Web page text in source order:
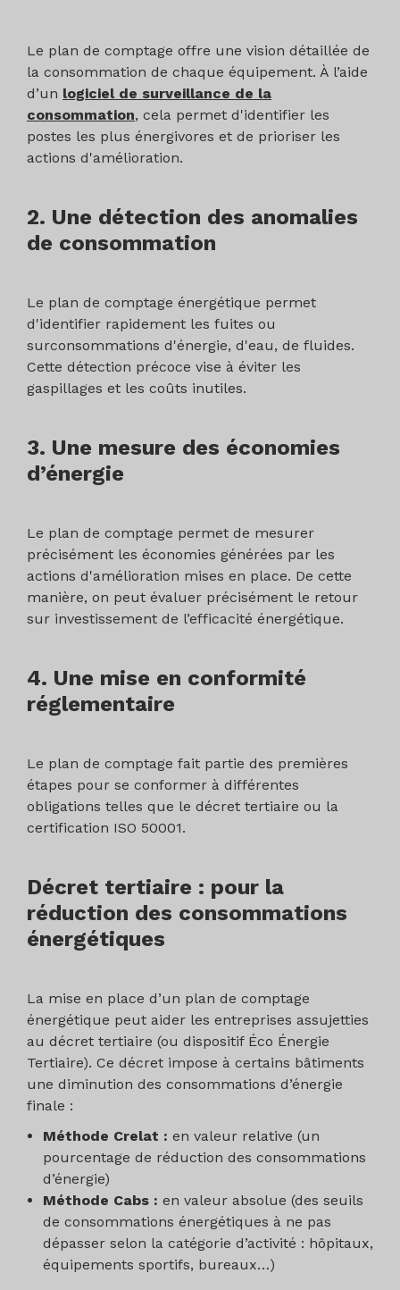
Le plan de comptage offre une vision détaillée de
la consommation de chaque équipement. À l’aide
d’un logiciel de surveillance de la
consommation, cela permet d'identifier les
postes les plus énergivores et de prioriser les
actions d'amélioration.
2. Une détection des anomalies
de consommation
Le plan de comptage énergétique permet
d'identifier rapidement les fuites ou
surconsommations d'énergie, d'eau, de fluides.
Cette détection précoce vise à éviter les
gaspillages et les coûts inutiles.
3. Une mesure des économies
d’énergie
Le plan de comptage permet de mesurer
précisément les économies générées par les
actions d'amélioration mises en place. De cette
manière, on peut évaluer précisément le retour
sur investissement de l’efficacité énergétique.
4. Une mise en conformité
réglementaire
Le plan de comptage fait partie des premières
étapes pour se conformer à différentes
obligations telles que le décret tertiaire ou la
certification ISO 50001.
Décret tertiaire : pour la
réduction des consommations
énergétiques
La mise en place d’un plan de comptage
énergétique peut aider les entreprises assujetties
au décret tertiaire (ou dispositif Éco Énergie
Tertiaire). Ce décret impose à certains bâtiments
une diminution des consommations d’énergie
finale :
Méthode Crelat : en valeur relative (un
pourcentage de réduction des consommations
d’énergie)
Méthode Cabs : en valeur absolue (des seuils
de consommations énergétiques à ne pas
dépasser selon la catégorie d’activité : hôpitaux,
équipements sportifs, bureaux…)